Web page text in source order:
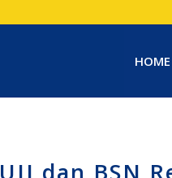
HOME
UII dan BSN